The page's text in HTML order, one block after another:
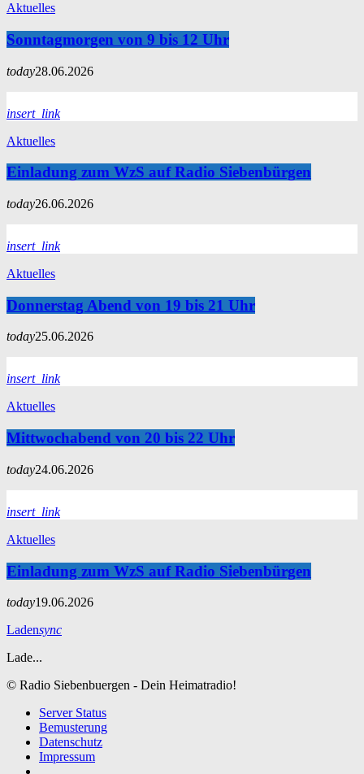
Aktuelles
Sonntagmorgen von 9 bis 12 Uhr
today28.06.2026
insert_link
Aktuelles
Einladung zum WzS auf Radio Siebenbürgen
today26.06.2026
insert_link
Aktuelles
Donnerstag Abend von 19 bis 21 Uhr
today25.06.2026
insert_link
Aktuelles
Mittwochabend von 20 bis 22 Uhr
today24.06.2026
insert_link
Aktuelles
Einladung zum WzS auf Radio Siebenbürgen
today19.06.2026
Ladensync
Lade...
© Radio Siebenbuergen - Dein Heimatradio!
Server Status
Bemusterung
Datenschutz
Impressum